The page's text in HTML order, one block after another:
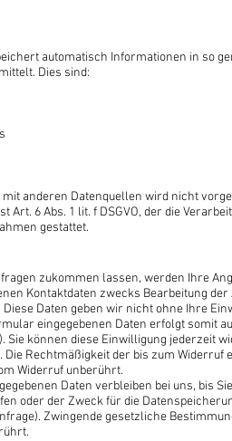
automatisch Informationen in so
Dies sind:
anderen Datenquellen wird nicht
Art. 6 Abs. 1 lit. f DSGVO, der die
gestattet.
zukommen lassen, werden Ihre
Kontaktdaten zwecks Bearbeitung
Daten geben wir nicht ohne Ihre
eingegebenen Daten erfolgt somit
Sie können diese Einwilligung jederzeit
Rechtmäßigkeit der bis zum Widerruf
Widerruf unberührt.
Daten verbleiben bei uns, bis
oder der Zweck für die
Zwingende gesetzliche